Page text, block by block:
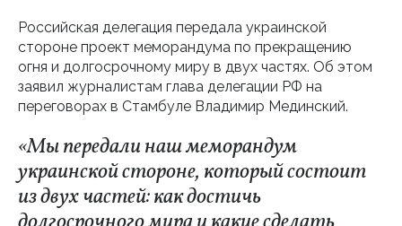
Российская делегация передала украинской
стороне проект меморандума по прекращению
огня и долгосрочному миру в двух частях. Об этом
заявил журналистам глава делегации РФ на
переговорах в Стамбуле Владимир Мединский.
«Мы передали наш меморандум
украинской стороне, который состоит
из двух частей: как достичь